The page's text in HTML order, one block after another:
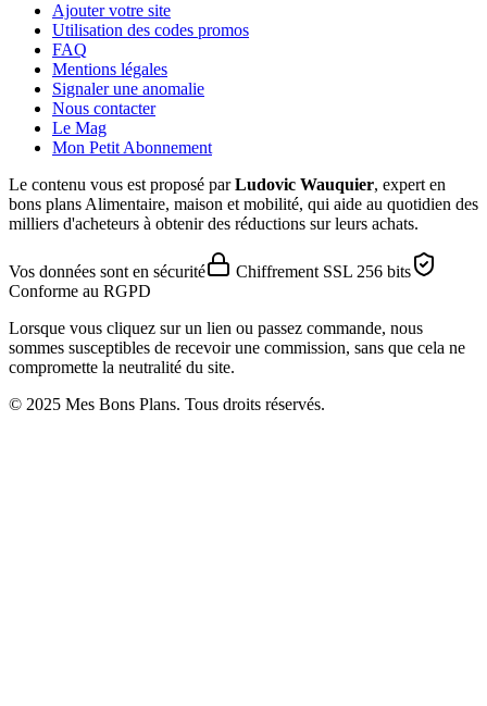
Ajouter votre site
Utilisation des codes promos
FAQ
Mentions légales
Signaler une anomalie
Nous contacter
Le Mag
Mon Petit Abonnement
Le contenu vous est proposé parLudovic Wauquier, expert en
bons plans Alimentaire, maison et mobilité, qui aide au quotidien des
milliers d'acheteurs à obtenir des réductions sur leurs achats.
Vos données sont en sécurité
Chiffrement SSL 256 bits
Conforme au RGPD
Lorsque vous cliquez sur un lien ou passez commande, nous
sommes susceptibles de recevoir une commission, sans que cela ne
compromette la neutralité du site.
© 2025 Mes Bons Plans. Tous droits réservés.